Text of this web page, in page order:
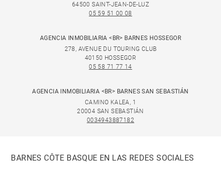
64500 SAINT-JEAN-DE-LUZ
05 59 51 00 08
AGENCIA INMOBILIARIA <BR> BARNES HOSSEGOR
278, AVENUE DU TOURING CLUB
40150 HOSSEGOR
05 58 71 77 14
AGENCIA INMOBILIARIA <BR> BARNES SAN SEBASTIÁN
CAMINO KALEA, 1
20004 SAN SEBASTIÁN
0034943887182
BARNES CÔTE BASQUE EN LAS REDES SOCIALES